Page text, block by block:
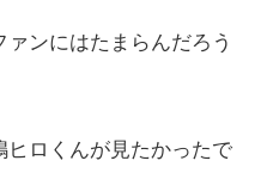
ンにはたまらんだろう
ロくんが見たかったで